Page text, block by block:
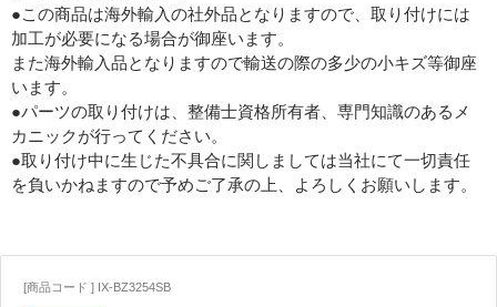
●この商品は海外輸入の社外品となりますので、取り付けには
加工が必要になる場合が御座います。
また海外輸入品となりますので輸送の際の多少の小キズ等御座
います。
●パーツの取り付けは、整備士資格所有者、専門知識のあるメ
カニックが行ってください。
●取り付け中に生じた不具合に関しましては当社にて一切責任
を負いかねますので予めご了承の上、よろしくお願いします。
[商品コード ] IX-BZ3254SB